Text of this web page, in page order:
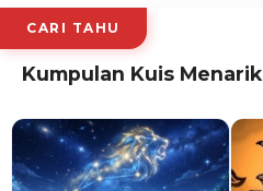
CARI TAHU
Kumpulan Kuis Menarik